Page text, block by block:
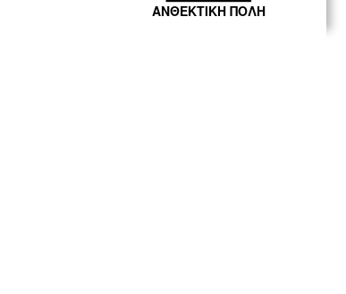
ΑΝΘΕΚΤΙΚΗ ΠΟΛΗ